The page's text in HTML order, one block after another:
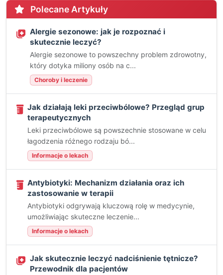
Polecane Artykuły
Alergie sezonowe: jak je rozpoznać i
skutecznie leczyć?
Alergie sezonowe to powszechny problem zdrowotny,
który dotyka miliony osób na c...
Choroby i leczenie
Jak działają leki przeciwbólowe? Przegląd grup
terapeutycznych
Leki przeciwbólowe są powszechnie stosowane w celu
łagodzenia różnego rodzaju bó...
Informacje o lekach
Antybiotyki: Mechanizm działania oraz ich
zastosowanie w terapii
Antybiotyki odgrywają kluczową rolę w medycynie,
umożliwiając skuteczne leczenie...
Informacje o lekach
Jak skutecznie leczyć nadciśnienie tętnicze?
Przewodnik dla pacjentów